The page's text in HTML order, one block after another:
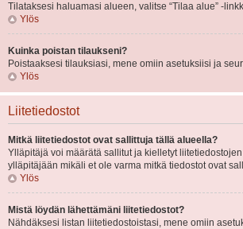
Tilataksesi haluamasi alueen, valitse “Tilaa alue” -
Ylös
Kuinka poistan tilaukseni?
Poistaaksesi tilauksiasi, mene omiin asetuksiisi ja
Ylös
Liitetiedostot
Mitkä liitetiedostot ovat sallittuja tällä alueella?
Ylläpitäjä voi määrätä sallitut ja kielletyt
ylläpitäjään mikäli et ole varma mitkä tiedostot ovat
Ylös
Mistä löydän lähettämäni liitetiedostot?
Nähdäksesi listan liitetiedostoistasi, mene omiin